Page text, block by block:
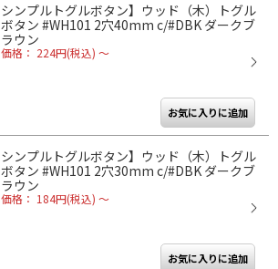
シンプルトグルボタン】ウッド（木）トグル
ボタン #WH101 2穴40mm c/#DBK ダークブ
ラウン
価格： 224円(税込) ～
シンプルトグルボタン】ウッド（木）トグル
ボタン #WH101 2穴30mm c/#DBK ダークブ
ラウン
価格： 184円(税込) ～